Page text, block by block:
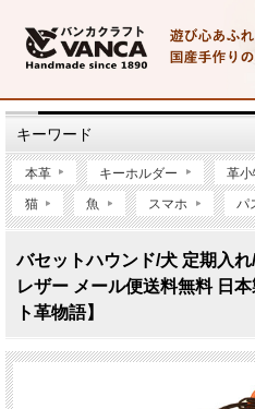
キーワード
本革 キーホルダー 革小
猫 魚 スマホ パ
バセットハウンド/犬 定期入
レザー メール便送料無料 日
ト革物語】